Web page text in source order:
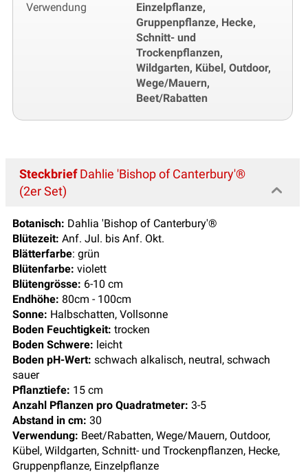
Verwendung
Einzelpflanze,
Gruppenpflanze, Hecke,
Schnitt- und
Trockenpflanzen,
Wildgarten, Kübel, Outdoor,
Wege/Mauern,
Beet/Rabatten
SteckbriefDahlie 'Bishop of Canterbury'®
(2er Set)
Botanisch: Dahlia 'Bishop of Canterbury'®
Blütezeit: Anf. Jul. bis Anf. Okt.
Blätterfarbe: grün
Blütenfarbe: violett
Blütengrösse: 6-10 cm
Endhöhe: 80cm - 100cm
Sonne: Halbschatten, Vollsonne
Boden Feuchtigkeit: trocken
Boden Schwere: leicht
Boden pH-Wert: schwach alkalisch, neutral, schwach
sauer
Pflanztiefe: 15 cm
Anzahl Pflanzen pro Quadratmeter: 3-5
Abstand in cm: 30
Verwendung: Beet/Rabatten, Wege/Mauern, Outdoor,
Kübel, Wildgarten, Schnitt- und Trockenpflanzen, Hecke,
Gruppenpflanze, Einzelpflanze